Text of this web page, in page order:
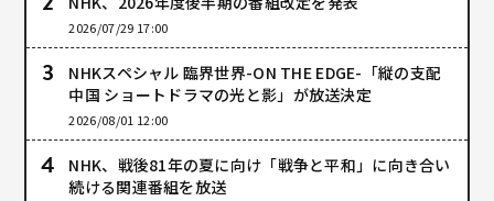
2026/07/29 17:00
NHKスペシャル 臨界世界-ON THE EDGE-「縦の支配
中国 ショートドラマの光と影」が放送決定
2026/08/01 12:00
NHK、戦後81年の夏に向け「戦争と平和」に向き合い
続ける関連番組を放送